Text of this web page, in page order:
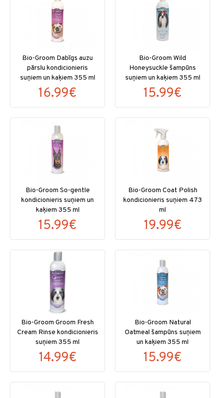
Bio-Groom Dabīgs auzu
pārslu kondicionieris
suņiem un kaķiem 355 ml
16.99€
Bio-Groom Wild
Honeysuckle šampūns
suņiem un kaķiem 355 ml
15.99€
Bio-Groom So-gentle
kondicionieris suņiem un
kaķiem 355 ml
15.99€
Bio-Groom Coat Polish
kondicionieris suņiem 473
ml
19.99€
Bio-Groom Groom Fresh
Cream Rinse kondicionieris
suņiem 355 ml
14.99€
Bio-Groom Natural
Oatmeal šampūns suņiem
un kaķiem 355 ml
15.99€